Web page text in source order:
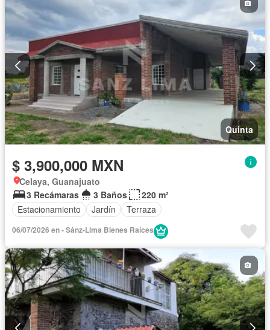
Quinta
$ 3,900,000 MXN
Celaya, Guanajuato
3 Recámaras
3 Baños
220 m²
Estacionamiento
Jardín Terraza
06/07/2026 en - Sánz-Lima Bienes Raíces